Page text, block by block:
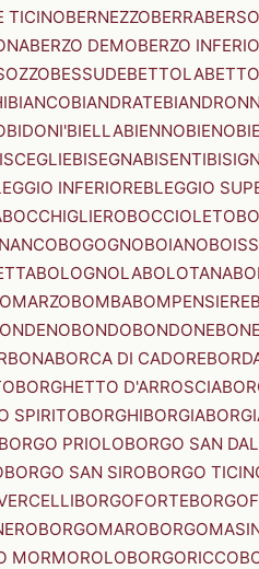
TICINOBERNEZZOBERRA
BERZO DEMOBERZO
BESSUDEBETTOLA
BIANCOBIANDRATE
BIDONI'BIELLABIENNOBIENO
BISEGNABISENTI
INFERIOREBLEGGIO
BOCCHIGLIEROBOCCIOLETO
BOGOGNOBOIANO
BOLOGNOLABOLOTANA
BOMBABOMPENSIERE
BONDOBONDONE
BORCA DI CADORE
BORGHETTO D'ARROSCIA
SPIRITOBORGHIBORGIA
BORGO PRIOLOBORGO SAN
BORGO SAN SIROBORGO
BORGOFORTE
BORGOMARO
MORMOROLOBORGORICCO